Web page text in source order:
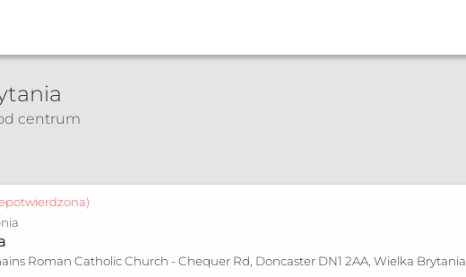
centrum
Roman Catholic Church - Chequer Rd, Doncaster DN1 2AA, Wielka Brytania